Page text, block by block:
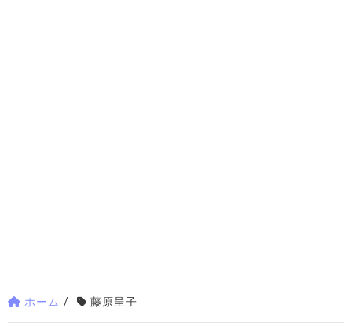
ホーム / 藤原呈子